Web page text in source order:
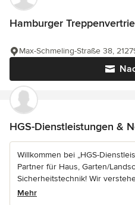
Hamburger
Max-Schmeling-Straße 38,
HGS-Dienstleistungen &
Willkommen bei „HGS-
Partner für Haus, Garten/
Sicherheitstechnik! Wir
Mehr